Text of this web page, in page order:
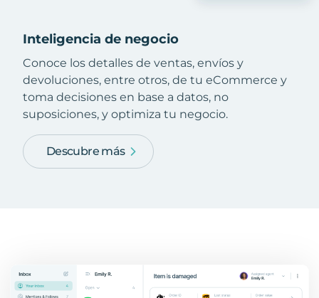
Inteligencia de negocio
Conoce los detalles de ventas, envíos y
devoluciones, entre otros, de tu eCommerce y
toma decisiones en base a datos, no
suposiciones, y optimiza tu negocio.
Descubre más